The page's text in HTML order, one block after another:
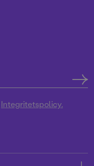
Integritetspolicy.